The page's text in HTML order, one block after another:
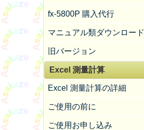
fx-5800P 購入代行
マニュアル類ダウンロード
旧バージョン
Excel 測量計算
Excel 測量計算の詳細
ご使用の前に
ご使用お申し込み